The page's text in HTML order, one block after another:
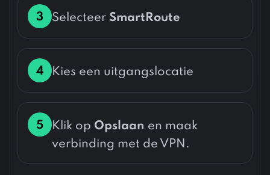
3 Selecteer SmartRoute
4 Kies een uitgangslocatie
5 Klik op Opslaan en maak
verbinding met de VPN.